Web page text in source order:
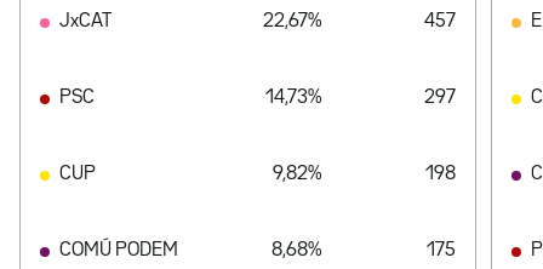
JxCAT 22,67% 457
PSC 14,73% 297
CUP 9,82% 198
COMÚ PODEM 8,68% 175